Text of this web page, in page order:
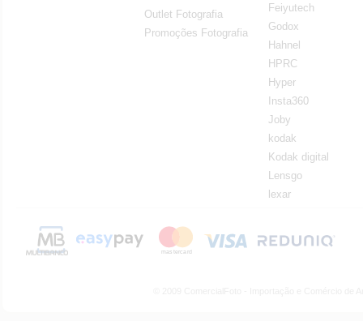
Outlet Fotografia
Promoções Fotografia
Feiyutech
Godox
Hahnel
HPRC
Hyper
Insta360
Joby
kodak
Kodak digital
Lensgo
lexar